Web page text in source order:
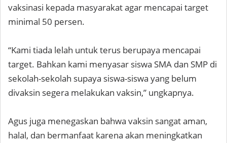
vaksinasi kepada masyarakat agar mencapai target
minimal 50 persen.
“Kami tiada lelah untuk terus berupaya mencapai
target. Bahkan kami menyasar siswa SMA dan SMP di
sekolah-sekolah supaya siswa-siswa yang belum
divaksin segera melakukan vaksin,” ungkapnya.
Agus juga menegaskan bahwa vaksin sangat aman,
halal, dan bermanfaat karena akan meningkatkan